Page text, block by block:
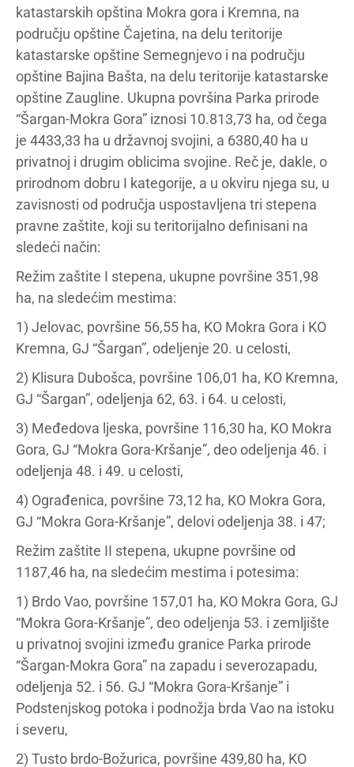
katastarskih opština Mokra gora i Kremna, na
području opštine Čajetina, na delu teritorije
katastarske opštine Semegnjevo i na području
opštine Bajina Bašta, na delu teritorije katastarske
opštine Zaugline. Ukupna površina Parka prirode
“Šargan-Mokra Gora” iznosi 10.813,73 ha, od čega
je 4433,33 ha u državnoj svojini, a 6380,40 ha u
privatnoj i drugim oblicima svojine. Reč je, dakle, o
prirodnom dobru I kategorije, a u okviru njega su, u
zavisnosti od područja uspostavljena tri stepena
pravne zaštite, koji su teritorijalno definisani na
sledeći način:
Režim zaštite I stepena, ukupne površine 351,98
ha, na sledećim mestima:
1) Jelovac, površine 56,55 ha, KO Mokra Gora i KO
Kremna, GJ “Šargan”, odeljenje 20. u celosti,
2) Klisura Dubošca, površine 106,01 ha, KO Kremna,
GJ “Šargan”, odeljenja 62, 63. i 64. u celosti,
3) Međedova ljeska, površine 116,30 ha, KO Mokra
Gora, GJ “Mokra Gora-Kršanje”, deo odeljenja 46. i
odeljenja 48. i 49. u celosti,
4) Ograđenica, površine 73,12 ha, KO Mokra Gora,
GJ “Mokra Gora-Kršanje”, delovi odeljenja 38. i 47;
Režim zaštite II stepena, ukupne površine od
1187,46 ha, na sledećim mestima i potesima:
1) Brdo Vao, površine 157,01 ha, KO Mokra Gora, GJ
“Mokra Gora-Kršanje”, deo odeljenja 53. i zemljište
u privatnoj svojini između granice Parka prirode
“Šargan-Mokra Gora” na zapadu i severozapadu,
odeljenja 52. i 56. GJ “Mokra Gora-Kršanje” i
Podstenjskog potoka i podnožja brda Vao na istoku
i severu,
2) Tusto brdo-Božurica, površine 439,80 ha, KO